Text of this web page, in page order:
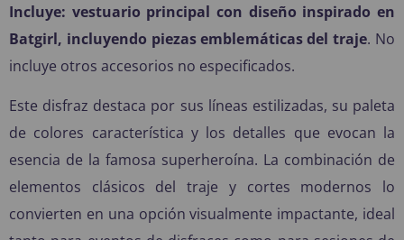
Incluye: vestuario principal con diseño inspirado en
Batgirl, incluyendo piezas emblemáticas del traje. No
incluye otros accesorios no especificados.
Este disfraz destaca por sus líneas estilizadas, su paleta
de colores característica y los detalles que evocan la
esencia de la famosa superheroína. La combinación de
elementos clásicos del traje y cortes modernos lo
convierten en una opción visualmente impactante, ideal